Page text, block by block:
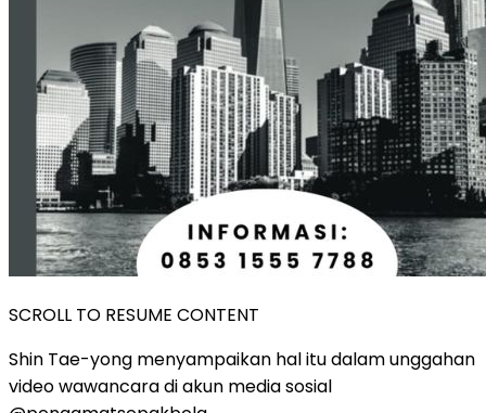
SCROLL TO RESUME CONTENT
Shin Tae-yong menyampaikan hal itu dalam unggahan
video wawancara di akun media sosial